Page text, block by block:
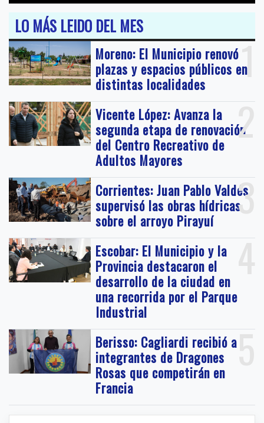
LO MÁS LEIDO DEL MES
1
Moreno: El Municipio renovó
plazas y espacios públicos en
distintas localidades
2
Vicente López: Avanza la
segunda etapa de renovación
del Centro Recreativo de
Adultos Mayores
3
Corrientes: Juan Pablo Valdés
supervisó las obras hídricas
sobre el arroyo Pirayuí
4
Escobar: El Municipio y la
Provincia destacaron el
desarrollo de la ciudad en
una recorrida por el Parque
Industrial
5
Berisso: Cagliardi recibió a
integrantes de Dragones
Rosas que competirán en
Francia